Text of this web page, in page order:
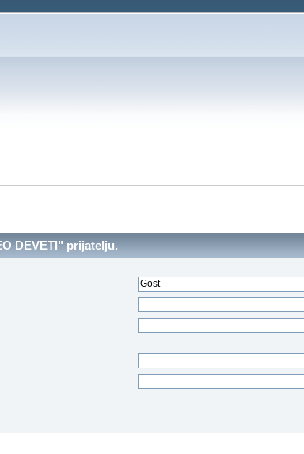
DEVETI" prijatelju.